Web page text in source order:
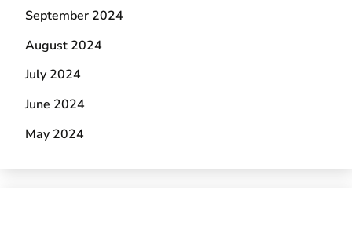
September 2024
August 2024
July 2024
June 2024
May 2024